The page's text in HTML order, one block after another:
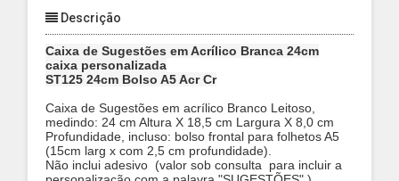
Descrição
Caixa de Sugestões em Acrílico Branca 24cm
caixa personalizada
ST125 24cm Bolso A5 Acr Cr
Caixa de Sugestões em acrílico Branco Leitoso,
medindo: 24 cm Altura X 18,5 cm Largura X 8,0 cm
Profundidade, incluso: bolso frontal para folhetos A5
(15cm larg x com 2,5 cm profundidade).
Não inclui adesivo (valor sob consulta para incluir a